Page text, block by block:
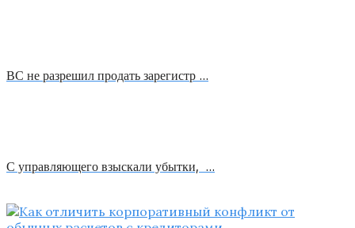
ВС не разрешил продать зарегистр …
С управляющего взыскали убытки, …